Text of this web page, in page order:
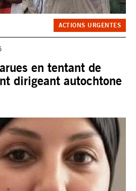
ACTIONS URGENTES
en tentant de
dirigeant autochtone